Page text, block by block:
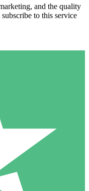
and the quality
to this service